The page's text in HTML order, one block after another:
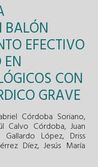
BALÓN
EFECTIVO
CON
GRAVE
Córdoba Soriano,
Calvo Córdoba, Juan
López, Driss
Díez, Jesús María